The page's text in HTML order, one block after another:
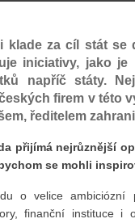
klade za cíl stát
iniciativy, jako je
napříč státy.
firem v této
ředitelem
přijímá nejrůznější
se mohli
o velice ambiciózní
finanční instituce i